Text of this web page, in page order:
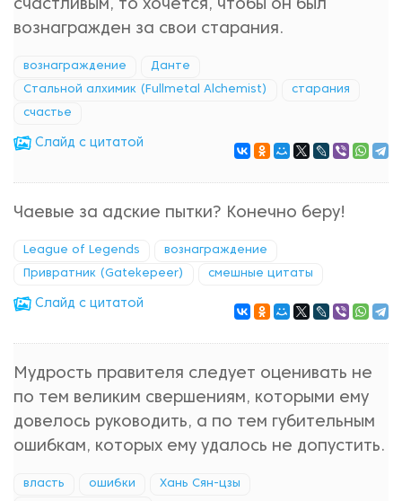
счастливым, то хочется, чтобы он был
вознагражден за свои старания.
вознаграждение Данте
Стальной алхимик (Fullmetal Alchemist) старания
счастье
Cлайд с цитатой
Чаевые за адские пытки? Конечно беру!
League of Legends вознаграждение
Привратник (Gatekepeer) смешные цитаты
Cлайд с цитатой
Мудрость правителя следует оценивать не
по тем великим свершениям, которыми ему
довелось руководить, а по тем губительным
ошибкам, которых ему удалось не допустить.
власть ошибки Хань Сян-цзы